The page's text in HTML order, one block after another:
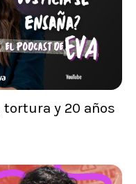
tortura y 20 años